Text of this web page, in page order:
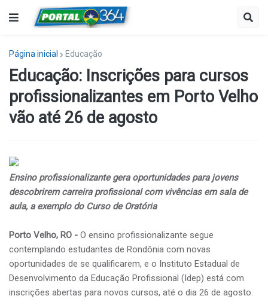
Página inicial Educação
Educação: Inscrições para cursos
profissionalizantes em Porto Velho
vão até 26 de agosto
Ensino profissionalizante gera oportunidades para jovens
descobrirem carreira profissional com vivências em sala de
aula, a exemplo do Curso de Oratória
Porto Velho, RO - O ensino profissionalizante segue
contemplando estudantes de Rondônia com novas
oportunidades de se qualificarem, e o Instituto Estadual de
Desenvolvimento da Educação Profissional (Idep) está com
inscrições abertas para novos cursos, até o dia 26 de agosto.